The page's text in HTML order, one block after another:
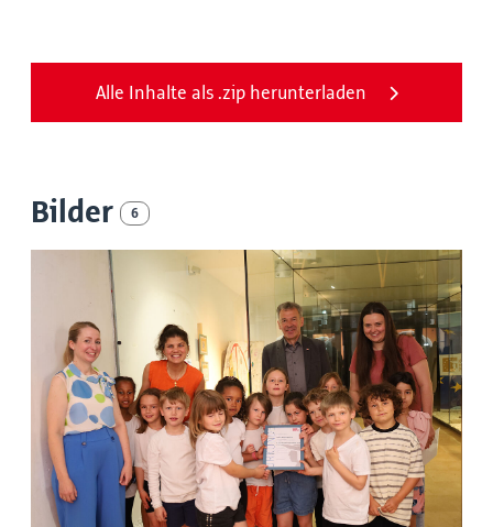
Alle Inhalte als .zip herunterladen
Bilder 6